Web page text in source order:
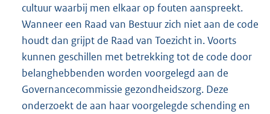
cultuur waarbij men elkaar op fouten aanspreekt.
Wanneer een Raad van Bestuur zich niet aan de code
houdt dan grijpt de Raad van Toezicht in. Voorts
kunnen geschillen met betrekking tot de code door
belanghebbenden worden voorgelegd aan de
Governancecommissie gezondheidszorg. Deze
onderzoekt de aan haar voorgelegde schending en